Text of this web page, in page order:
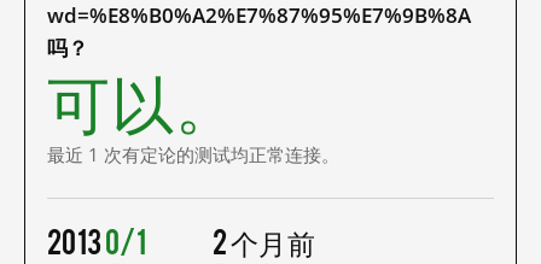
wd=%E8%B0%A2%E7%87%95%E7%9B%8A
吗？
可以。
最近 1 次有定论的测试均正常连接。
20130/1 2 个月前